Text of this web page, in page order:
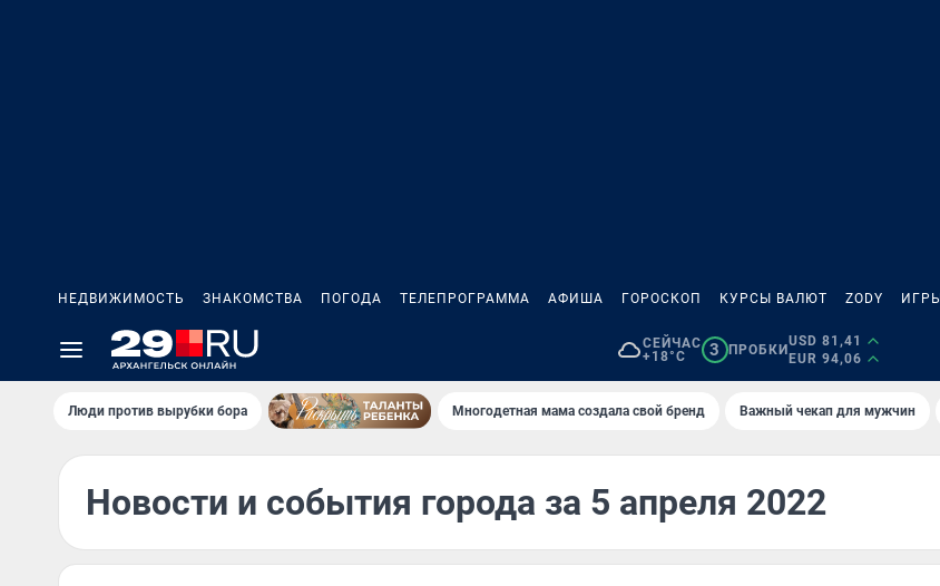
НЕДВИЖИМОСТЬ ЗНАКОМСТВА ПОГОДА ТЕЛЕПРОГРАММА АФИША ГОРОСКОП КУРСЫ ВАЛЮТ ZODY ИГРЫ
СЕЙЧАС
+18°C
3 ПРОБКИ
USD 81,41
EUR 94,06
Люди против вырубки бора Многодетная мама создала свой бренд Важный чекап для мужчин
Новости и события города за 5 апреля 2022